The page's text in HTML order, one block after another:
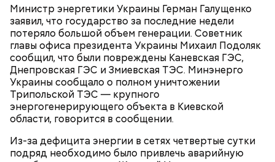
Министр энергетики Украины Герман Галущенко
заявил, что государство за последние недели
потеряло большой объем генерации. Советник
главы офиса президента Украины Михаил Подоляк
сообщил, что были повреждены Каневская ГЭС,
Днепровская ГЭС и Змиевская ТЭС. Минэнерго
Украины сообщало о полном уничтожении
Трипольской ТЭС — крупного
энергогенерирующего объекта в Киевской
области, говорится в сообщении.
Из-за дефицита энергии в сетях четвертые сутки
подряд необходимо было привлечь аварийную
— Хищник чувствует кровь, разведенную в
морской воде в пропорции один к миллиону, —
пояснил собеседник «ВМ».
Экскурсовод отметил, что в заповеднике нет
могильников, техники и мертвых городов,
притягивающих сталкеров, как в украинской
Припяти. А на пожарную вышку, откуда можно
увидеть территорию чернобыльской станции,
подниматься запрещено. Зато есть выселенные
деревни — местный эксклюзив.
— Почему-то все говорят о заговорах, забывая о
том, что проект этот более 70 лет назад был создан
лишь из гуманных побуждений. 1947 год — период,
когда мир приходил в себя после мировых войн,
страшных кровопролитных противостояний. И в
качестве напоминания о том, что ядерные
столкновения могут закончиться полным
уничтожением всего живого, были запущены эти
часы. И что бы сейчас ни говорили, они очень четко
и своевременно «реагировали» на актуальные
проблемы. Если даже у адептов этой концепции